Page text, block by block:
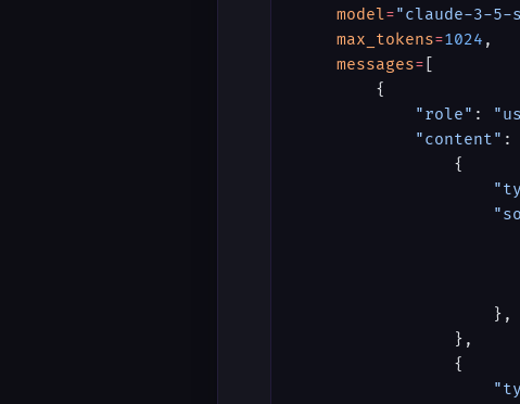
    model
="claude-3-5-
    max_tokens
=1024 ,
    messages
=
        {
            "role"
:
            "content"
:
                {
                    },
                },
                {